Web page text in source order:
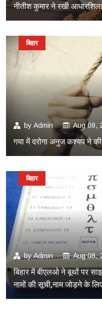
नीतीश कुमार ने रखी आधारशिला
by Admin Aug 08,
गया में दरोगा अनुज कश्यप ने
बिहार
byAdmin Aug 08,
बिहार में बीएलओ ने बूथों पर
नामों की सूची,नाम जोड़ने के
बिहार